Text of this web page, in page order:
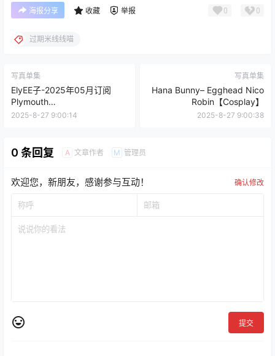
海报分享 收藏 举报 0 0
过期米线线喵
写真单集
ElyEE子-2025年05月订阅
Plymouth
Swimsuit【Cosplay】
2025-8-27 9:00:14
写真单集
Hana Bunny– Egghead Nico
Robin【Cosplay】
2025-8-27 9:00:38
0 条回复 A 文章作者 M 管理员
欢迎您，新朋友，感谢参与互动！ 确认修改
提交